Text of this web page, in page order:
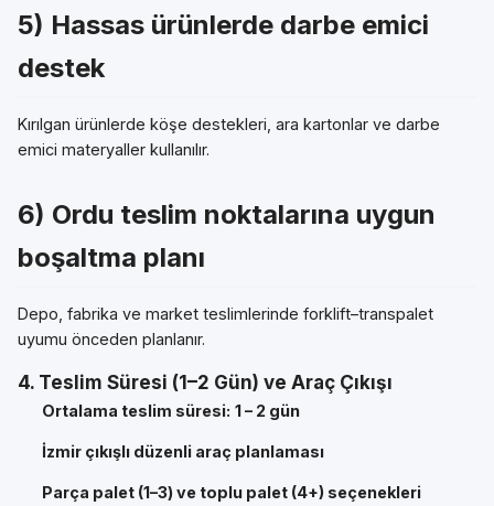
5) Hassas ürünlerde darbe emici
destek
Kırılgan ürünlerde köşe destekleri, ara kartonlar ve darbe
emici materyaller kullanılır.
6) Ordu teslim noktalarına uygun
boşaltma planı
Depo, fabrika ve market teslimlerinde forklift–transpalet
uyumu önceden planlanır.
4. Teslim Süresi (1–2 Gün) ve Araç Çıkışı
Ortalama teslim süresi: 1 – 2 gün
İzmir çıkışlı düzenli araç planlaması
Parça palet (1–3) ve toplu palet (4+) seçenekleri